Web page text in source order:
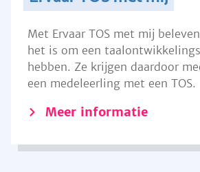
Met Ervaar TOS met mij
het is om een
hebben. Ze krijgen daardoor
een medeleerling met een TOS.
Meer informatie